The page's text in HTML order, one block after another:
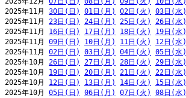
2025年11月 30日(日) 01日(月) 02日(火) 03日(水)
2025年11月 23日(日) 24日(月) 25日(火) 26日(水)
2025年11月 16日(日) 17日(月) 18日(火) 19日(水)
2025年11月 09日(日) 10日(月) 11日(火) 12日(水)
2025年11月 02日(日) 03日(月) 04日(火) 05日(水)
2025年10月 26日(日) 27日(月) 28日(火) 29日(水)
2025年10月 19日(日) 20日(月) 21日(火) 22日(水)
2025年10月 12日(日) 13日(月) 14日(火) 15日(水)
2025年10月 05日(日) 06日(月) 07日(火) 08日(水)